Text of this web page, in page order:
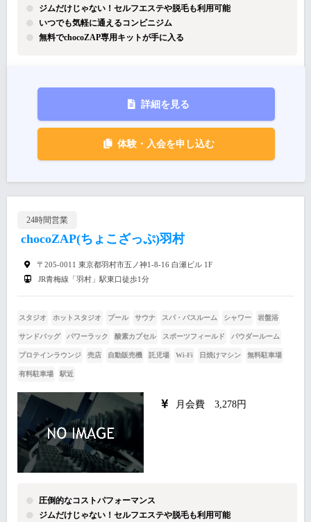
ジムだけじゃない！セルフエステや脱毛も利用可能
いつでも気軽に通えるコンビニジム
無料でchocoZAP専用キットが手に入る
詳細を見る
体験・入会を申し込む
24時間営業
chocoZAP(ちょこざっぷ)羽村
〒205-0011 東京都羽村市五ノ神1-8-16 白瀬ビル 1F
JR青梅線「羽村」駅東口徒歩1分
スタジオ ホットスタジオ プール サウナ スパ・バスルーム シャワー 岩盤浴
サンドバッグ パワーラック 酸素カプセル スポーツフィールド パウダールーム
プロテインラウンジ 売店 自動販売機 託児場 Wi-Fi 日焼けマシン 無料駐車場
有料駐車場 駅近
月会費 3,278円
圧倒的なコストパフォーマンス
ジムだけじゃない！セルフエステや脱毛も利用可能